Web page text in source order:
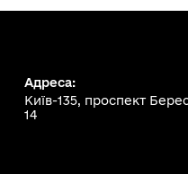
Адреса:
Київ-135, проспект
14